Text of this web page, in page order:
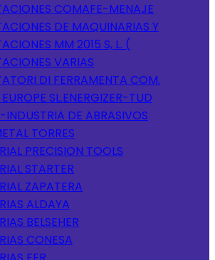
COMAFE-MENAJE
DE MAQUINARIAS Y
MM 2015 S, L. (
VARIAS
DI FERRAMENTA COM.
SL.ENERGIZER-TUD
INDUSTRIA DE ABRASIVOS
TORRES
PRECISION TOOLS
STARTER
ZAPATERA
ALDAYA
BELSEHER
CONESA